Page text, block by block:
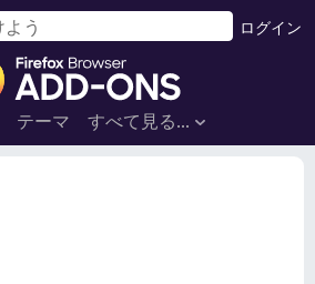
F
r
e
テーマ すべて見る...
ログイン